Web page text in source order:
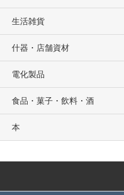
生活雑貨
什器・店舗資材
電化製品
食品・菓子・飲料・酒
本